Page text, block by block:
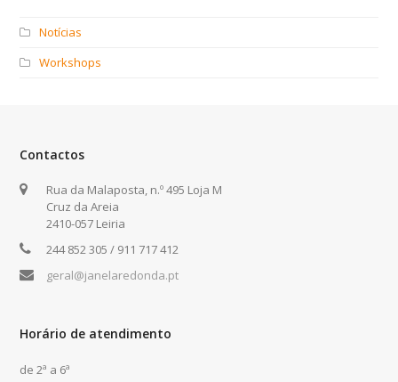
Notícias
Workshops
Contactos
Rua da Malaposta, n.º 495 Loja M
Cruz da Areia
2410-057 Leiria
244 852 305 / 911 717 412
geral@janelaredonda.pt
Horário de atendimento
de 2ª a 6ª